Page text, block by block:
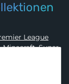
Premier League,
,Minecraft,Super